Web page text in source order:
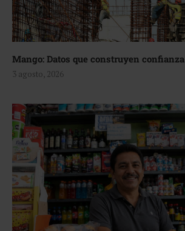
Mango: Datos que construyen confianza
3 agosto, 2026